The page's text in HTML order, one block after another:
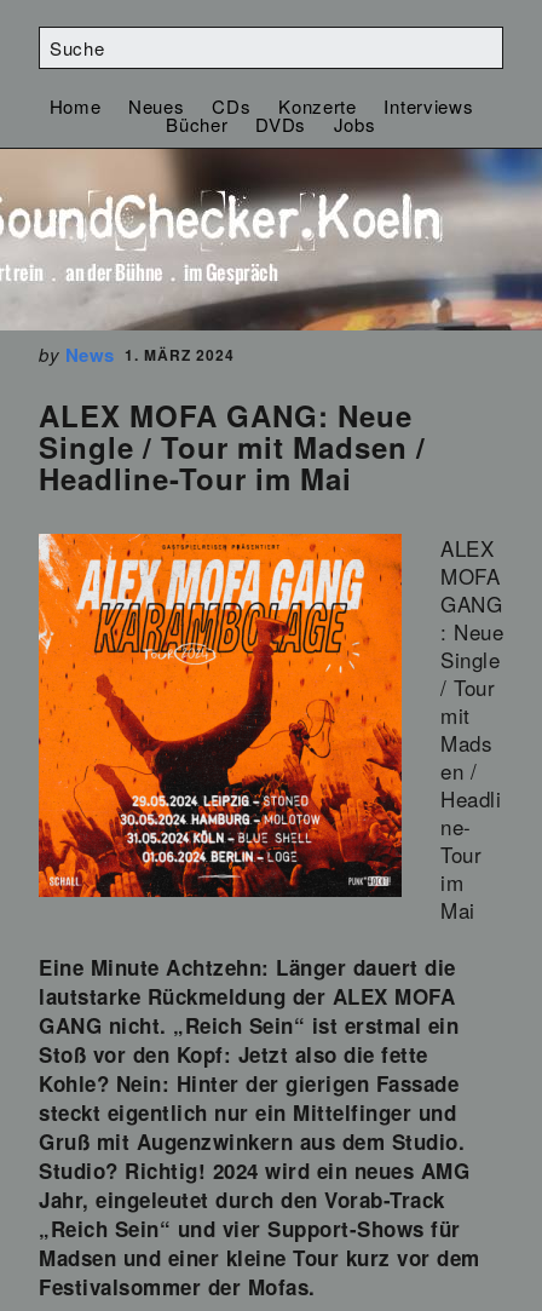
Home Neues CDs Konzerte Interviews
Bücher DVDs Jobs
by News 1. MÄRZ 2024
ALEX MOFA GANG: Neue
Single / Tour mit Madsen /
Headline-Tour im Mai
ALEX
MOFA
GANG
: Neue
Single
/ Tour
mit
Mads
en /
Headli
ne-
Tour
im
Mai
Eine Minute Achtzehn: Länger dauert die
lautstarke Rückmeldung der ALEX MOFA
GANG nicht. „Reich Sein“ ist erstmal ein
Stoß vor den Kopf: Jetzt also die fette
Kohle? Nein: Hinter der gierigen Fassade
steckt eigentlich nur ein Mittelfinger und
Gruß mit Augenzwinkern aus dem Studio.
Studio? Richtig! 2024 wird ein neues AMG
Jahr, eingeleutet durch den Vorab-Track
„Reich Sein“ und vier Support-Shows für
Madsen und einer kleine Tour kurz vor dem
Festivalsommer der Mofas.